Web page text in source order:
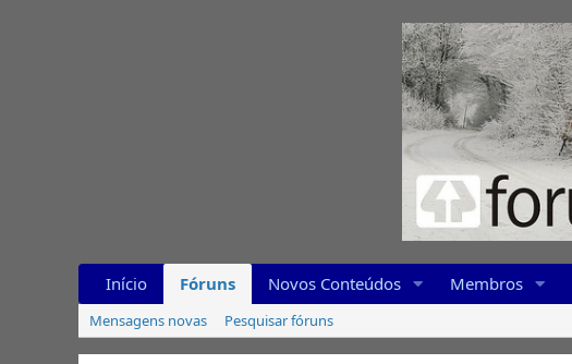
Início Fóruns Novos Conteúdos Membros
Mensagens novas Pesquisar fóruns